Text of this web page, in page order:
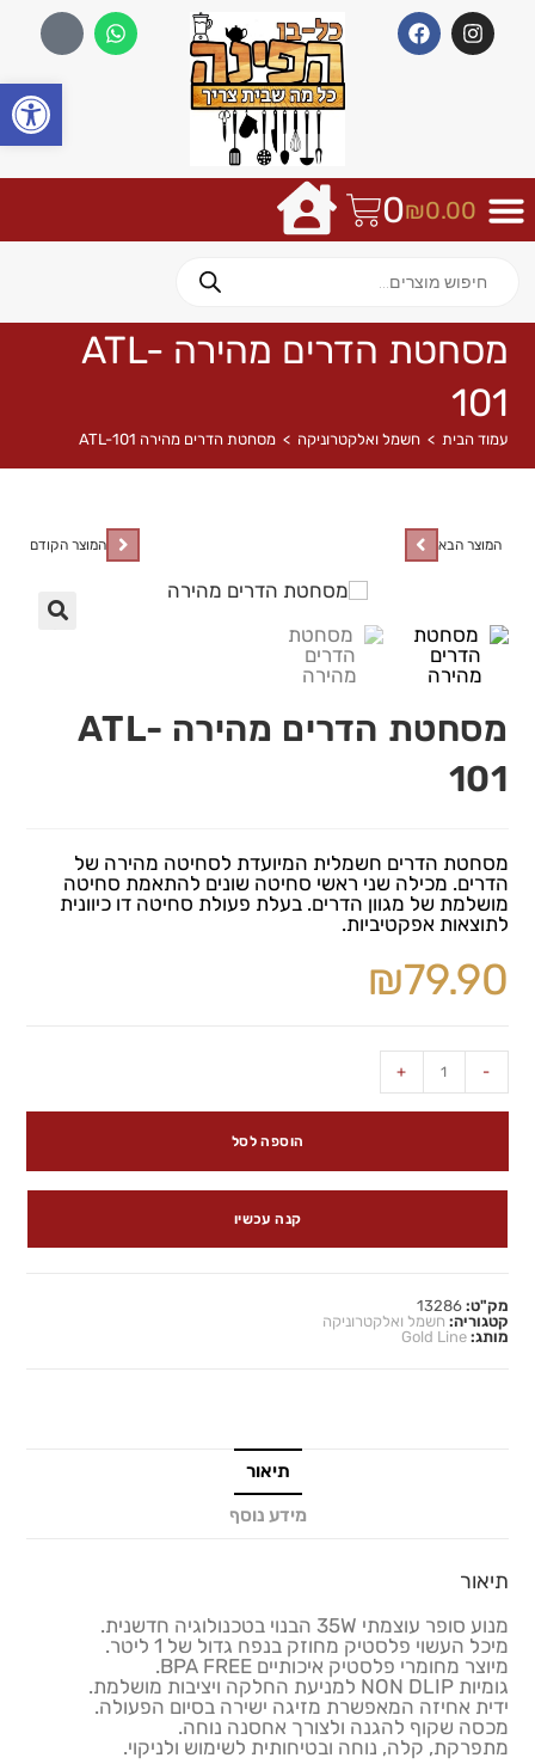
₪0.00
0
מסחטת הדרים מהירה ATL-
101
עמוד הבית > חשמל ואלקטרוניקה > מסחטת הדרים מהירה ATL-101
המוצר הקודם המוצר הבא
מסחטת הדרים מהירה ATL-
101
מסחטת הדרים חשמלית המיועדת לסחיטה מהירה של
הדרים. מכילה שני ראשי סחיטה שונים להתאמת סחיטה
מושלמת של מגוון הדרים. בעלת פעולת סחיטה דו כיוונית
לתוצאות אפקטיביות.
₪79.90
-
+
הוספה לסל
קנה עכשיו
מק"ט:13286
קטגוריה: חשמל ואלקטרוניקה
מותג:Gold Line
תיאור
מידע נוסף
תיאור
מנוע סופר עוצמתי 35W הבנוי בטכנולוגיה חדשנית.
מיכל העשוי פלסטיק מחוזק בנפח גדול של 1 ליטר.
מיוצר מחומרי פלסטיק איכותיים BPA FREE.
גומיות NON DLIP למניעת החלקה ויציבות מושלמת.
ידית אחיזה המאפשרת מזיגה ישירה בסיום הפעולה.
מכסה שקוף להגנה ולצורך אחסנה נוחה.
מתפרקת, קלה, נוחה ובטיחותית לשימוש ולניקוי.